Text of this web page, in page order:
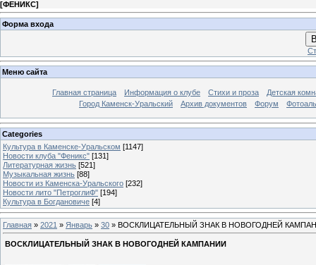
[ФЕНИКС]
Форма входа
Меню сайта
Главная страница Информация о клубе Стихи и проза
Детская
Город Каменск-Уральский
Архив документов Форум
Categories
Культура в Каменске-Уральском [1147]
Новости клуба "Феникс" [131]
Литературная жизнь [521]
Музыкальная жизнь [88]
Новости из Каменска-Уральского [232]
Новости лито "ПетроглиФ" [194]
Культура в Богдановиче [4]
Главная » 2021 » Январь » 30 » ВОСКЛИЦАТЕЛЬНЫЙ ЗНАК В НОВОГОДНЕЙ
ВОСКЛИЦАТЕЛЬНЫЙ ЗНАК В НОВОГОДНЕЙ КАМПАНИИ